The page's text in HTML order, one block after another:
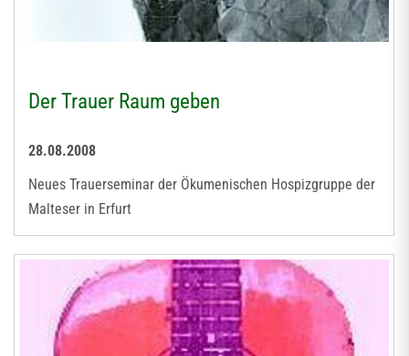
Der Trauer Raum geben
28.08.2008
Neues Trauerseminar der Ökumenischen Hospizgruppe der
Malteser in Erfurt